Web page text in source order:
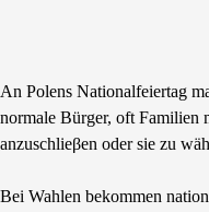
An Polens Nationalfeiertag
normale Bürger, oft Familien
anzuschlieβen oder sie zu
Bei Wahlen bekommen